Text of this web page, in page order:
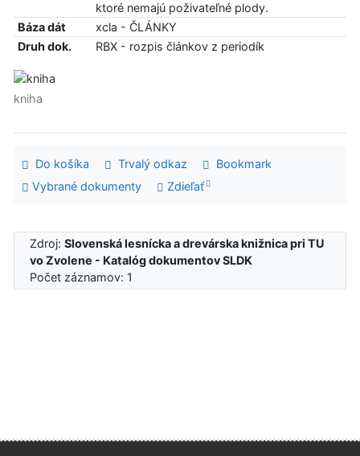
ktoré nemajú poživateľné plody.
Báza dát
xcla - ČLÁNKY
Druh dok.
RBX - rozpis článkov z periodík
kniha
Do košíka Trvalý odkaz
Bookmark
Vybrané dokumenty
Zdieľať
Zdroj:Slovenská lesnícka a drevárska knižnica pri TU
vo Zvolene - Katalóg dokumentov SLDK
Počet záznamov: 1